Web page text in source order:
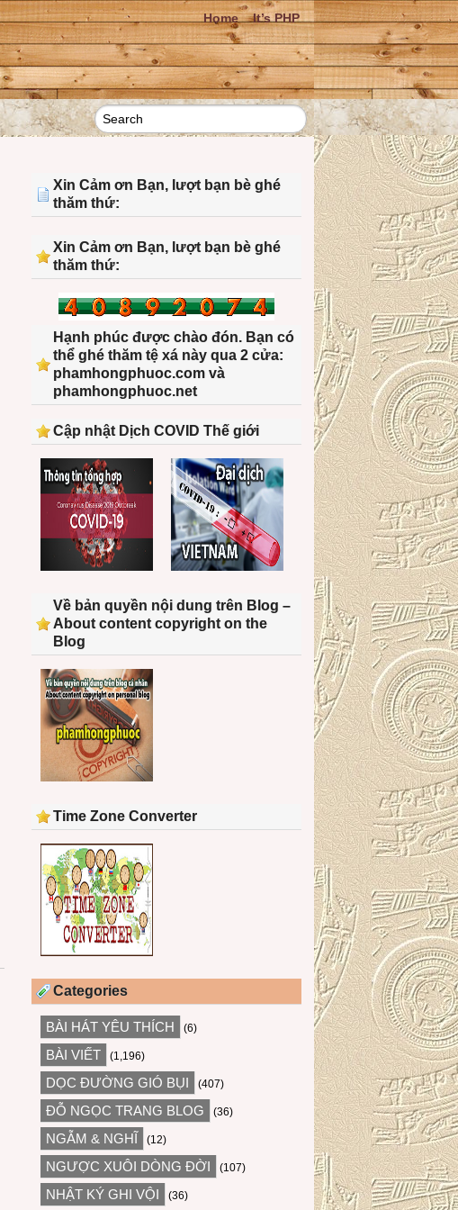
Home It’s PHP
Xin Cảm ơn Bạn, lượt bạn bè ghé
thăm thứ:
Xin Cảm ơn Bạn, lượt bạn bè ghé
thăm thứ:
Hạnh phúc được chào đón. Bạn có
thể ghé thăm tệ xá này qua 2 cửa:
phamhongphuoc.com và
phamhongphuoc.net
Cập nhật Dịch COVID Thế giới
Về bản quyền nội dung trên Blog –
About content copyright on the
Blog
Time Zone Converter
Categories
BÀI HÁT YÊU THÍCH (6)
BÀI VIẾT (1,196)
DỌC ĐƯỜNG GIÓ BỤI (407)
ĐỖ NGỌC TRANG BLOG (36)
NGẪM & NGHĨ (12)
NGƯỢC XUÔI DÒNG ĐỜI (107)
NHẬT KÝ GHI VỘI (36)